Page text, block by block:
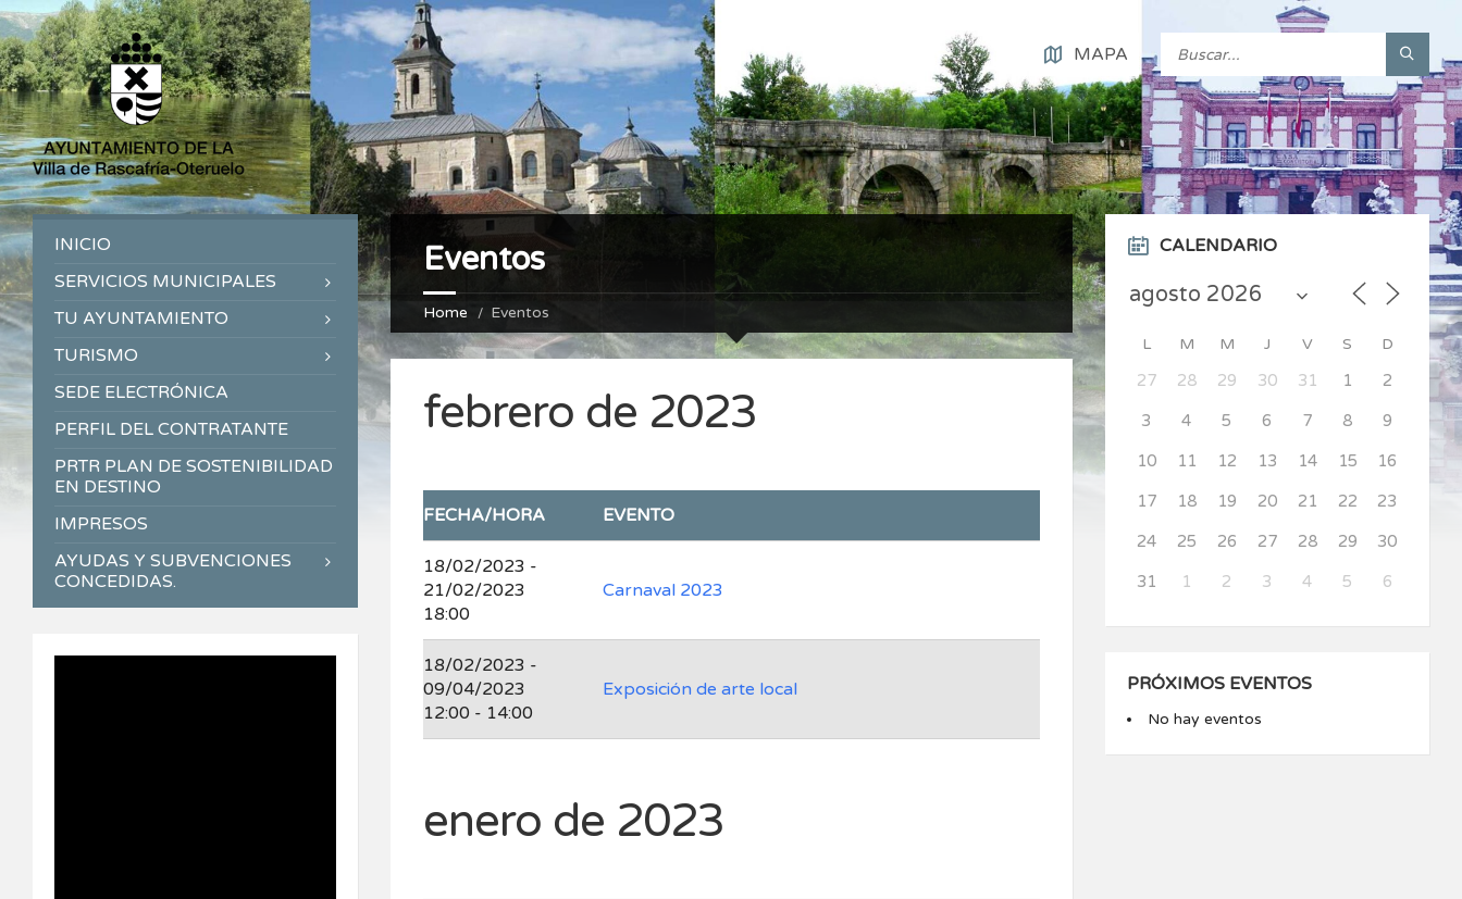
MAPA
Eventos
Home Eventos
febrero de 2023
FECHA/HORA EVENTO
18/02/2023 -
21/02/2023
18:00
Carnaval 2023
18/02/2023 -
09/04/2023
12:00 - 14:00
Exposición de arte local
enero de 2023
INICIO
SERVICIOS MUNICIPALES
TU AYUNTAMIENTO
TURISMO
SEDE ELECTRÓNICA
PERFIL DEL CONTRATANTE
PRTR PLAN DE SOSTENIBILIDAD
EN DESTINO
IMPRESOS
AYUDAS Y SUBVENCIONES
CONCEDIDAS.
CALENDARIO
L M M J V S D
27 28 29 30 31 1 2
3 4 5 6 7 8 9
10 11 12 13 14 15 16
17 18 19 20 21 22 23
24 25 26 27 28 29 30
31 1 2 3 4 5 6
PRÓXIMOS EVENTOS
No hay eventos